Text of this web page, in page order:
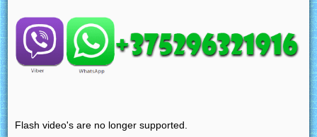
Flash video's are no longer supported.